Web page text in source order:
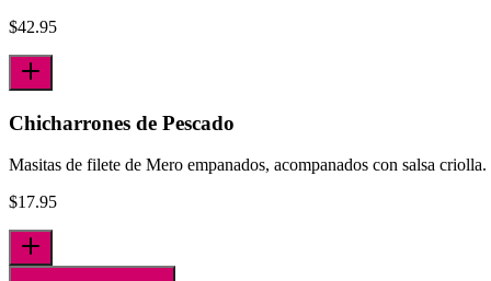
$42.95
Chicharrones de Pescado
Masitas de filete de Mero empanados, acompanados con salsa criolla.
$17.95